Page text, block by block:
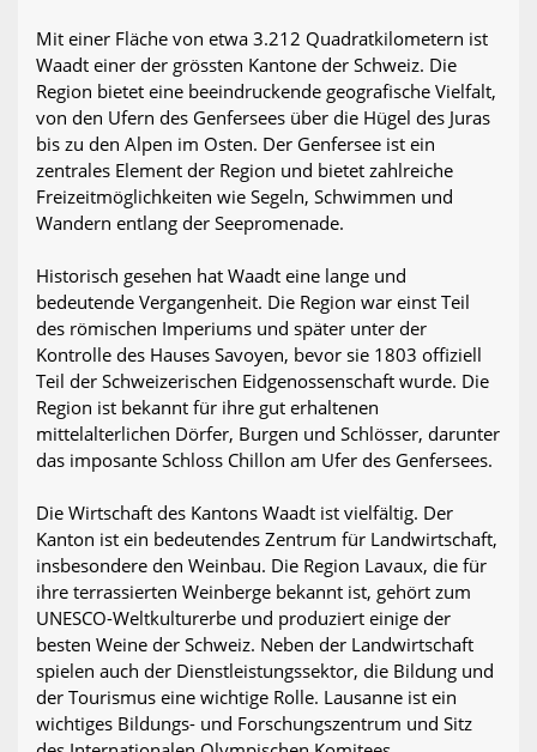
Mit einer Fläche von etwa 3.212 Quadratkilometern ist
Waadt einer der grössten Kantone der Schweiz. Die
Region bietet eine beeindruckende geografische Vielfalt,
von den Ufern des Genfersees über die Hügel des Juras
bis zu den Alpen im Osten. Der Genfersee ist ein
zentrales Element der Region und bietet zahlreiche
Freizeitmöglichkeiten wie Segeln, Schwimmen und
Wandern entlang der Seepromenade.
Historisch gesehen hat Waadt eine lange und
bedeutende Vergangenheit. Die Region war einst Teil
des römischen Imperiums und später unter der
Kontrolle des Hauses Savoyen, bevor sie 1803 offiziell
Teil der Schweizerischen Eidgenossenschaft wurde. Die
Region ist bekannt für ihre gut erhaltenen
mittelalterlichen Dörfer, Burgen und Schlösser, darunter
das imposante Schloss Chillon am Ufer des Genfersees.
Die Wirtschaft des Kantons Waadt ist vielfältig. Der
Kanton ist ein bedeutendes Zentrum für Landwirtschaft,
insbesondere den Weinbau. Die Region Lavaux, die für
ihre terrassierten Weinberge bekannt ist, gehört zum
UNESCO-Weltkulturerbe und produziert einige der
besten Weine der Schweiz. Neben der Landwirtschaft
spielen auch der Dienstleistungssektor, die Bildung und
der Tourismus eine wichtige Rolle. Lausanne ist ein
wichtiges Bildungs- und Forschungszentrum und Sitz